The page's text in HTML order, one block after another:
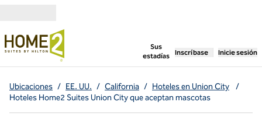
Sus
estadías
, abre una pestaña
Inscríbase Inicie sesión
Ubicaciones / EE. UU. / California / Hoteles en Union City
/
Hoteles Home2 Suites Union City que aceptan mascotas